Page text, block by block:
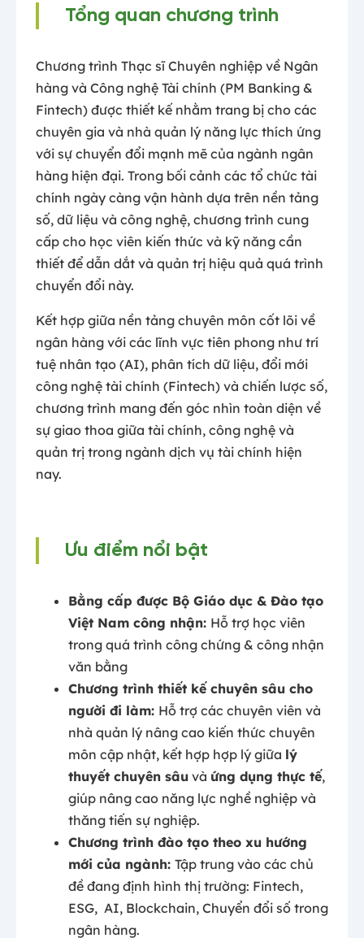
Tổng quan chương trình
Chương trình Thạc sĩ Chuyên nghiệp về Ngân
hàng và Công nghệ Tài chính (PM Banking &
Fintech) được thiết kế nhằm trang bị cho các
chuyên gia và nhà quản lý năng lực thích ứng
với sự chuyển đổi mạnh mẽ của ngành ngân
hàng hiện đại. Trong bối cảnh các tổ chức tài
chính ngày càng vận hành dựa trên nền tảng
số, dữ liệu và công nghệ, chương trình cung
cấp cho học viên kiến thức và kỹ năng cần
thiết để dẫn dắt và quản trị hiệu quả quá trình
chuyển đổi này.
Kết hợp giữa nền tảng chuyên môn cốt lõi về
ngân hàng với các lĩnh vực tiên phong như trí
tuệ nhân tạo (AI), phân tích dữ liệu, đổi mới
công nghệ tài chính (Fintech) và chiến lược số,
chương trình mang đến góc nhìn toàn diện về
sự giao thoa giữa tài chính, công nghệ và
quản trị trong ngành dịch vụ tài chính hiện
nay.
Ưu điểm nổi bật
Bằng cấp được Bộ Giáo dục & Đào tạo
Việt Nam công nhận: Hỗ trợ học viên
trong quá trình công chứng & công nhận
văn bằng
Chương trình thiết kế chuyên sâu cho
người đi làm: Hỗ trợ các chuyên viên và
nhà quản lý nâng cao kiến thức chuyên
môn cập nhật, kết hợp hợp lý giữa lý
thuyết chuyên sâu và ứng dụng thực tế,
giúp nâng cao năng lực nghề nghiệp và
thăng tiến sự nghiệp.
Chương trình đào tạo theo xu hướng
mới của ngành: Tập trung vào các chủ
đề đang định hình thị trường: Fintech,
ESG, AI, Blockchain, Chuyển đổi số trong
ngân hàng.